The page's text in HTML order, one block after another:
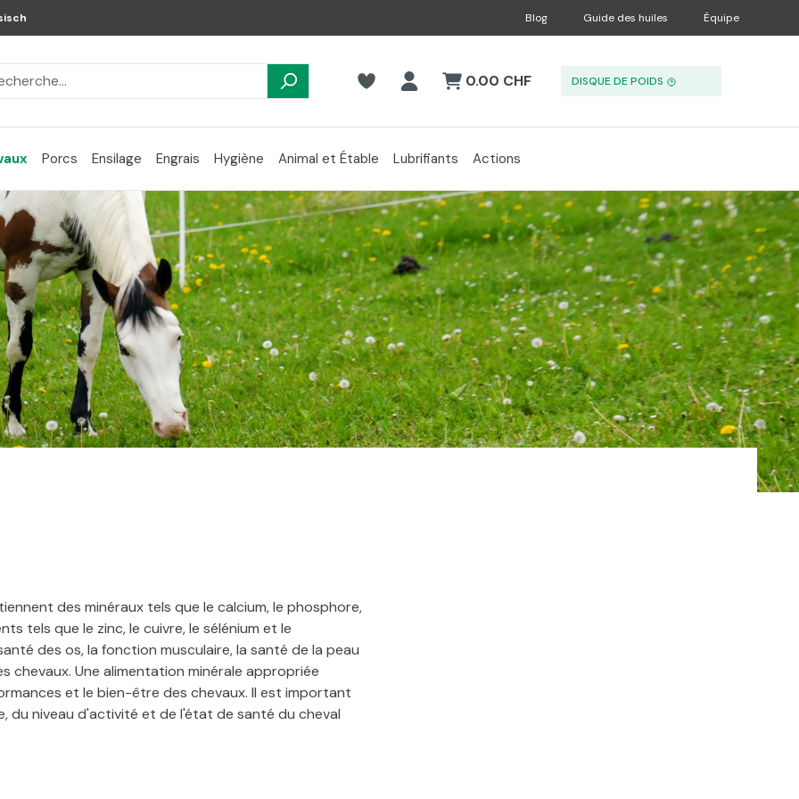
Blog Guide des huiles Équipe
0.00 CHF DISQUE DE POIDS
Porcs Ensilage Engrais Hygiène Animal et Étable Lubrifiants Actions
des minéraux tels que le calcium, le phosphore,
tels que le zinc, le cuivre, le sélénium et le
des os, la fonction musculaire, la santé de la peau
chevaux. Une alimentation minérale appropriée
et le bien-être des chevaux. Il est important
du niveau d'activité et de l'état de santé du cheval